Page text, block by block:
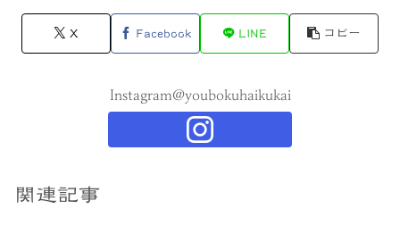
X Facebook LINE コピー
Instagram@youbokuhaikukai
関連記事